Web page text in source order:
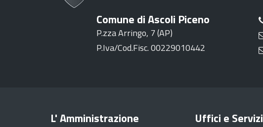
Comune di Ascoli Piceno
P.zza Arringo, 7 (AP)
P.Iva/Cod.Fisc. 00229010442
L' Amministrazione Uffici e Servizi